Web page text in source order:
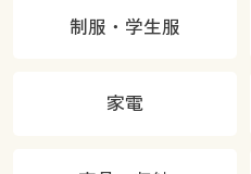
制服・学生服
家電